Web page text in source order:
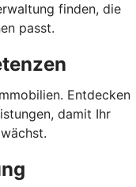
finden, die
passt.
Entdecken
damit Ihr